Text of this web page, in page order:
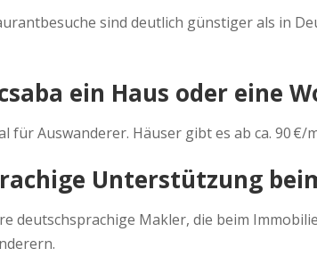
sind deutlich günstiger als in
ein Haus oder eine
für Auswanderer. Häuser gibt es ab ca. 90
Unterstützung
deutschsprachige Makler, die beim